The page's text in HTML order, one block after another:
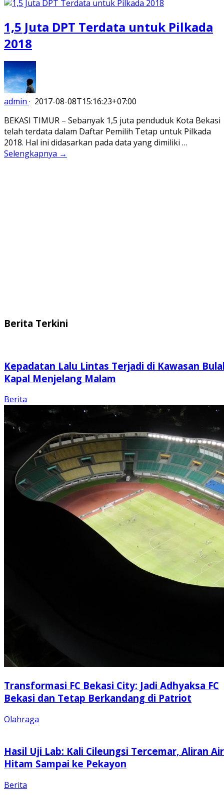
1,5 Juta DPT Terdata untuk Pilkada
2018
admin · 2017-08-08T15:16:23+07:00
BEKASI TIMUR – Sebanyak 1,5 juta penduduk Kota Bekasi
telah terdata dalam Daftar Pemilih Tetap untuk Pilkada
2018. Hal ini didasarkan pada data yang dimiliki …
Selengkapnya →
Berita Terkini
Kepadatan Lalu Lintas Terjadi di Kawasan
Kapal Menjelang Malam
Berita
Transformasi FC Bekasi City: Jadi Adhyaksa FC
Bekasi dan Tetap Berkandang di Patriot
Olahraga
Hasil Uji Lab: Kali Cileungsi Tercemar, Aliran Air
Hitam Sampai ke Pekayon
Berita